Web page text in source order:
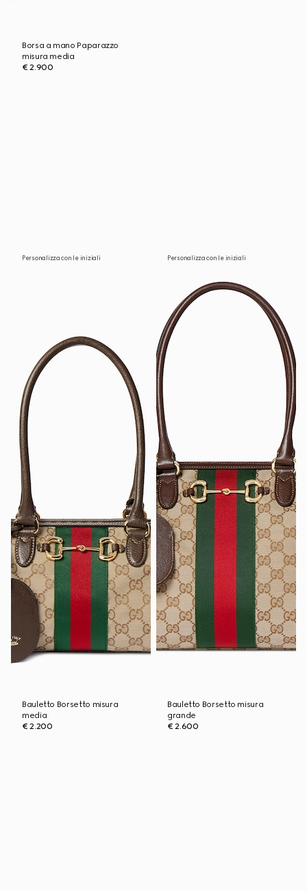
Borsa a mano Paparazzo
misura media
€ 2.900
Personalizza con le iniziali
Bauletto Borsetto misura
media
€ 2.200
Personalizza con le iniziali
Bauletto Borsetto misura
grande
€ 2.600